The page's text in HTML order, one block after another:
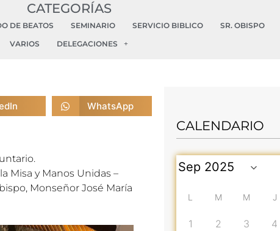
CATEGORÍAS
DE BEATOS SEMINARIO SERVICIO BIBLICO SR. OBISPO
VARIOS
DELEGACIONES
WhatsApp
.
Misa y Manos Unidas –
Monseñor José María
CALENDARIO
L M M J
1 2 3 4